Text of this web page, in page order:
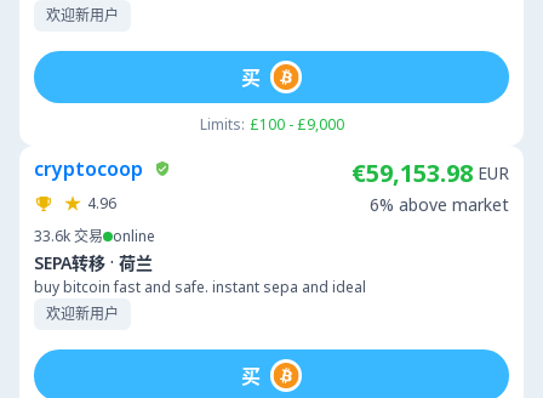
欢迎新用户
Limits: £100 - £9,000
买
cryptocoop
4.96
33.6k交易 online
SEPA转移 · 荷兰
buy bitcoin fast and safe. instant sepa and ideal
欢迎新用户
€59,153.98 EUR
6% above market
买